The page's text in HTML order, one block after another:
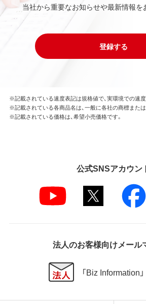
当社から重要なお知らせや最新情報を
登録する
※記載されている速度表記は規格値で、実環境での速度
※記載されている各商品名は、一般に各社の商標または
※記載されている価格は、希望小売価格です。
公式SNSアカウン
法人のお客様向けメール
「Biz Information